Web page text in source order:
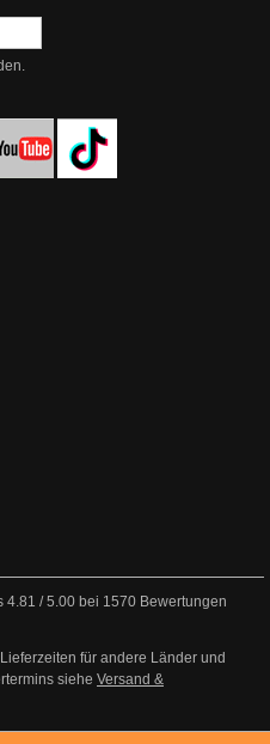
4.81 /5.00 bei 1570 Bewertungen
für andere Länder und
siehe Versand &